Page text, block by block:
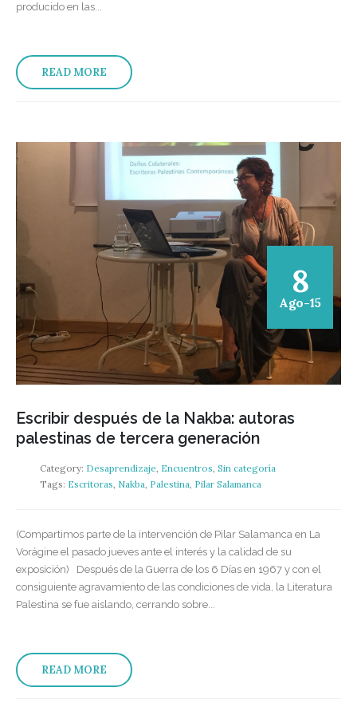
producido en las...
READ MORE
8
Ago-15
Escribir después de la Nakba: autoras
palestinas de tercera generación
Category: Desaprendizaje, Encuentros, Sin categoría
Tags: Escritoras, Nakba, Palestina, Pilar Salamanca
(Compartimos parte de la intervención de Pilar Salamanca en La
Vorágine el pasado jueves ante el interés y la calidad de su
exposición) Después de la Guerra de los 6 Días en 1967 y con el
consiguiente agravamiento de las condiciones de vida, la Literatura
Palestina se fue aislando, cerrando sobre...
READ MORE